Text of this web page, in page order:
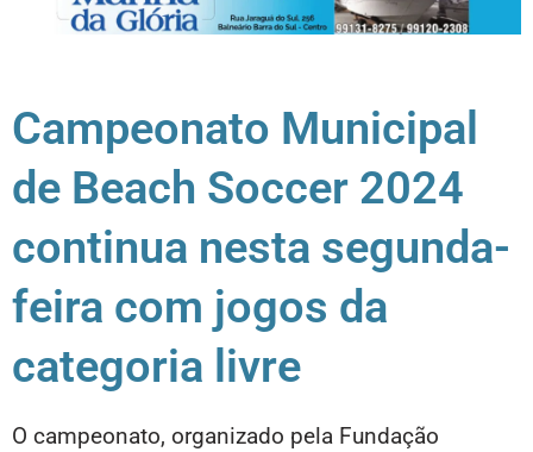
Campeonato Municipal
de Beach Soccer 2024
continua nesta segunda-
feira com jogos da
categoria livre
O campeonato, organizado pela Fundação